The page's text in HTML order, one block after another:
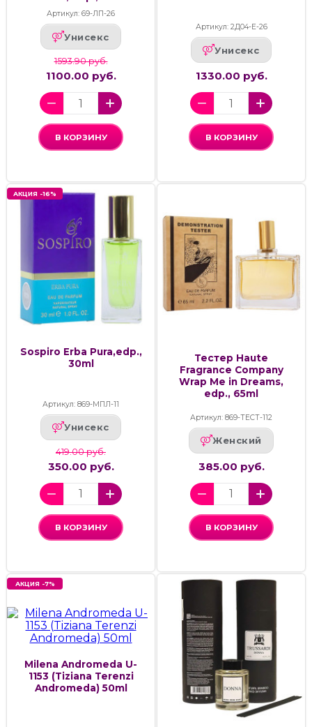
Артикул: 69-ЛП-26
Унисекс
1593.90 руб.
1100.00 руб.
В КОРЗИНУ
Артикул: 2Д04-Е-26
Унисекс
1330.00 руб.
В КОРЗИНУ
АКЦИЯ -16%
Sospiro Erba Pura,edp.,
30ml
Артикул: 869-МПЛ-11
Унисекс
419.00 руб.
350.00 руб.
В КОРЗИНУ
Тестер Haute
Fragrance Company
Wrap Me in Dreams,
edp., 65ml
Артикул: 869-ТЕСТ-112
Женский
385.00 руб.
В КОРЗИНУ
АКЦИЯ -7%
Milena Andromeda U-
1153 (Tiziana Terenzi
Andromeda) 50ml